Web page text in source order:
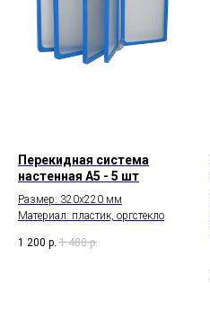
Перекидная система
настенная А5 - 5 шт
Размер: 320х220 мм
Материал: пластик, оргстекло
1 200 р. 1 480 р.